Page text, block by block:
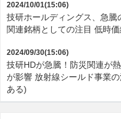
2024/10/01(15:06)
技研ホールディングス、急騰
関連銘柄としての注目 低時
2024/09/30(15:06)
技研HDが急騰！防災関連が
が影響 放射線シールド事業
ある)